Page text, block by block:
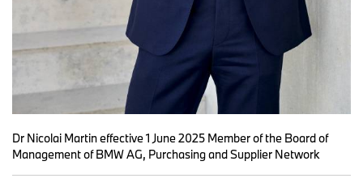
Dr Nicolai Martin effective 1 June 2025 Member of the Board of
Management of BMW AG, Purchasing and Supplier Network